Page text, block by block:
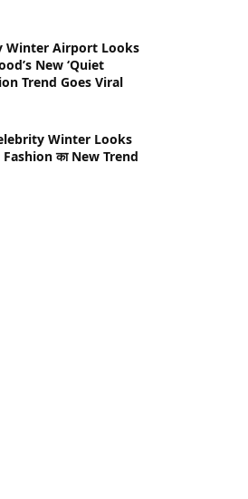
Winter Airport Looks
New ‘Quiet
Trend Goes Viral
Winter Looks
का New Trend